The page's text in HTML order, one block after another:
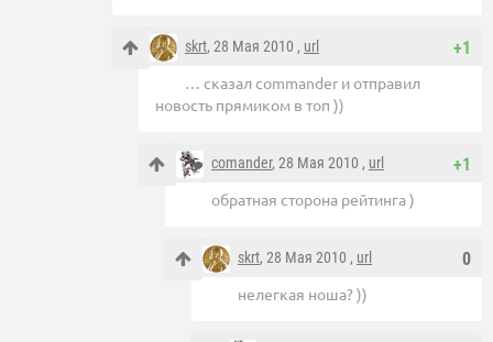
+1
skrt, 28 Мая 2010 , url
… сказал commander и отправил
новость прямиком в топ ))
+1
comander, 28 Мая 2010 , url
обратная сторона рейтинга )
0
skrt, 28 Мая 2010 , url
нелегкая ноша? ))